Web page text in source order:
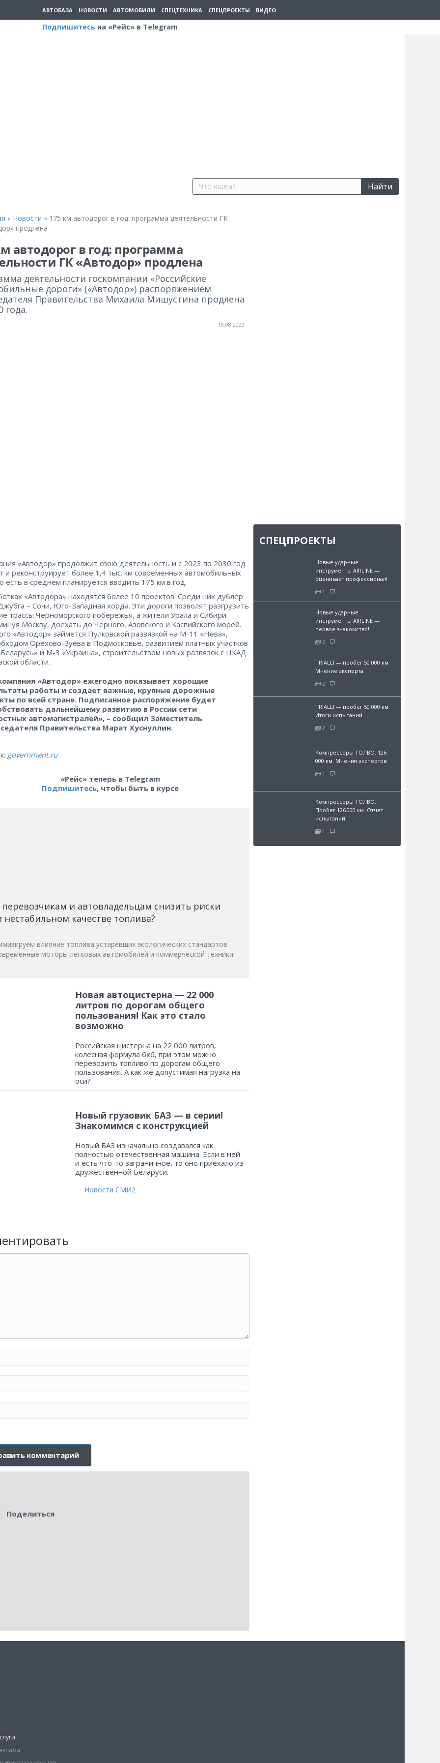
АВТОБАЗА НОВОСТИ АВТОМОБИЛИ СПЕЦТЕХНИКА СПЕЦПРОЕКТЫ ВИДЕО
Подпишитесь на «Рейс» в Telegram
Найти
» Новости » 175 км автодорог в год: программа деятельности ГК
продлена
автодорог в год: программа
ГК «Автодор» продлена
деятельности госкомпании «Российские
дороги» («Автодор») распоряжением
Правительства Михаила Мишустина продлена
года.
15.08.2023
«Автодор» продолжит свою деятельность и с 2023 по 2030 год
и реконструирует более 1,4 тыс. км современных автомобильных
есть в среднем планируется вводить 175 км в год.
«Автодора» находятся более 10 проектов. Среди них дублер
– Сочи, Юго-Западная хорда. Эти дороги позволят разгрузить
трассы Черноморского побережья, а жители Урала и Сибири
Москву, доехать до Черного, Азовского и Каспийского морей.
«Автодор» займется Пулковской развязкой на М-11 «Нева»,
Орехово-Зуева в Подмосковье, развитием платных участков
и М-3 «Украина», строительством новых развязок с ЦКАД
области.
«Автодор» ежегодно показывает хорошие
работы и создает важные, крупные дорожные
по всей стране. Подписанное распоряжение будет
дальнейшему развитию в России сети
автомагистралей», – сообщил Заместитель
Правительства Марат Хуснуллин.
government.ru
«Рейс» теперь в Telegram
Подпишитесь, чтобы быть в курсе
перевозчикам и автовладельцам снизить риски
нестабильном качестве топлива?
влияние топлива устаревших экологических стандартов
моторы легковых автомобилей и коммерческой техники.
Новая автоцистерна — 22 000
литров по дорогам общего
пользования! Как это стало
возможно
Российская цистерна на 22 000 литров,
колесная формула 6х6, при этом можно
перевозить топливо по дорогам общего
пользования. А как же допустимая нагрузка на
оси?
Новый грузовик БАЗ — в серии!
Знакомимся с конструкцией
Новый БАЗ изначально создавался как
полностью отечественная машина. Если в ней
и есть что-то заграничное, то оно приехало из
дружественной Беларуси.
Новости СМИ2
Поделиться
СПЕЦПРОЕКТЫ
Новые ударные
инструменты AIRLINE —
оценивает профессионал!
1
Новые ударные
инструменты AIRLINE —
первое знакомство!
2
TRIALLI — пробег 50 000 км.
Мнение эксперта
2
TRIALLI — пробег 50 000 км.
Итоги испытаний
2
Компрессоры ТОЛВО. 126
000 км. Мнения экспертов
1
Компрессоры ТОЛВО.
Пробег 126 000 км. Отчет
испытаний
1